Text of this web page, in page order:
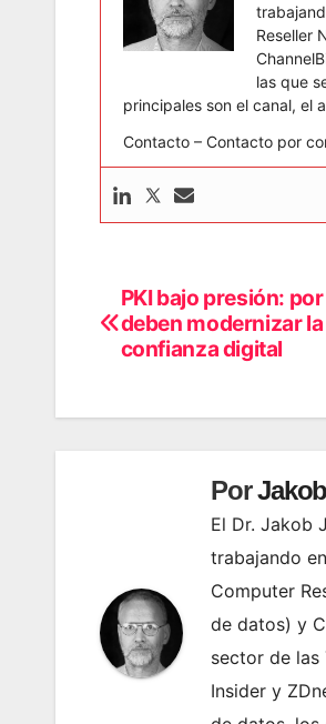
Reseller
las que
principales son el canal, el
Contacto – Contacto por
Navegación
de
PKI bajo presión:
deben modernizar
confianza digital
Por
El Dr. Jakob
trabajando
Computer
de datos) y
sector de las
Insider y